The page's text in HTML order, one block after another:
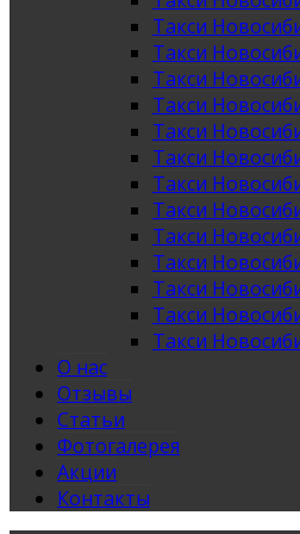
Такси
Такси
Такси
Такси
Такси
Такси
Такси
Такси
Такси
Такси
Такси
Такси
Такси
О нас
Отзывы
Статьи
Фотогалерея
Акции
Контакты